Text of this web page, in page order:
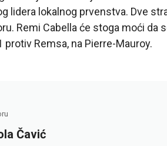
lidera lokalnog prvenstva. Dve
Remi Cabella će stoga moći da
Remsa, na Pierre-Mauroy.
Čavić